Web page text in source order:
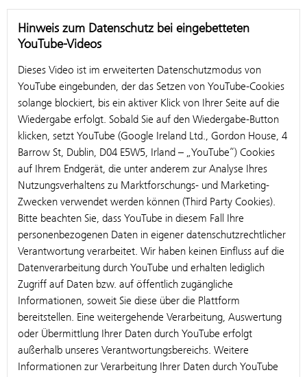
Hinweis zum Datenschutz bei eingebetteten
YouTube-Videos
Dieses Video ist im erweiterten Datenschutzmodus von
YouTube eingebunden, der das Setzen von YouTube-Cookies
solange blockiert, bis ein aktiver Klick von Ihrer Seite auf die
Wiedergabe erfolgt. Sobald Sie auf den Wiedergabe-Button
klicken, setzt YouTube (Google Ireland Ltd., Gordon House, 4
Barrow St, Dublin, D04 E5W5, Irland – „YouTube“) Cookies
auf Ihrem Endgerät, die unter anderem zur Analyse Ihres
Nutzungsverhaltens zu Marktforschungs- und Marketing-
Zwecken verwendet werden können (Third Party Cookies).
Bitte beachten Sie, dass YouTube in diesem Fall Ihre
personenbezogenen Daten in eigener datenschutzrechtlicher
Verantwortung verarbeitet. Wir haben keinen Einfluss auf die
Datenverarbeitung durch YouTube und erhalten lediglich
Zugriff auf Daten bzw. auf öffentlich zugängliche
Informationen, soweit Sie diese über die Plattform
bereitstellen. Eine weitergehende Verarbeitung, Auswertung
oder Übermittlung Ihrer Daten durch YouTube erfolgt
außerhalb unseres Verantwortungsbereichs. Weitere
Informationen zur Verarbeitung Ihrer Daten durch YouTube